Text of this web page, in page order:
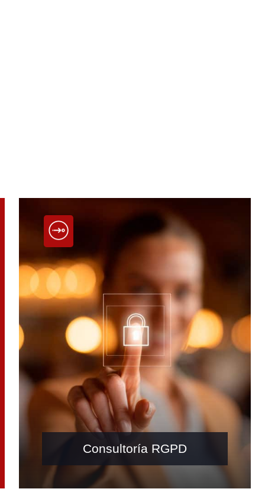
Consultoría RGPD